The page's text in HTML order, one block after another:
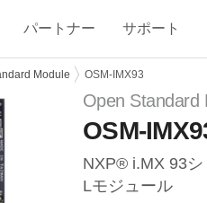
パートナー サポート
Module OSM-IMX93
Open Standard
OSM-
NXP® i.MX 93
Lモジュール